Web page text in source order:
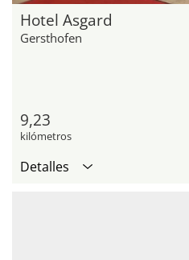
Hotel Asgard
Gersthofen
9,23
kilómetros
Detalles